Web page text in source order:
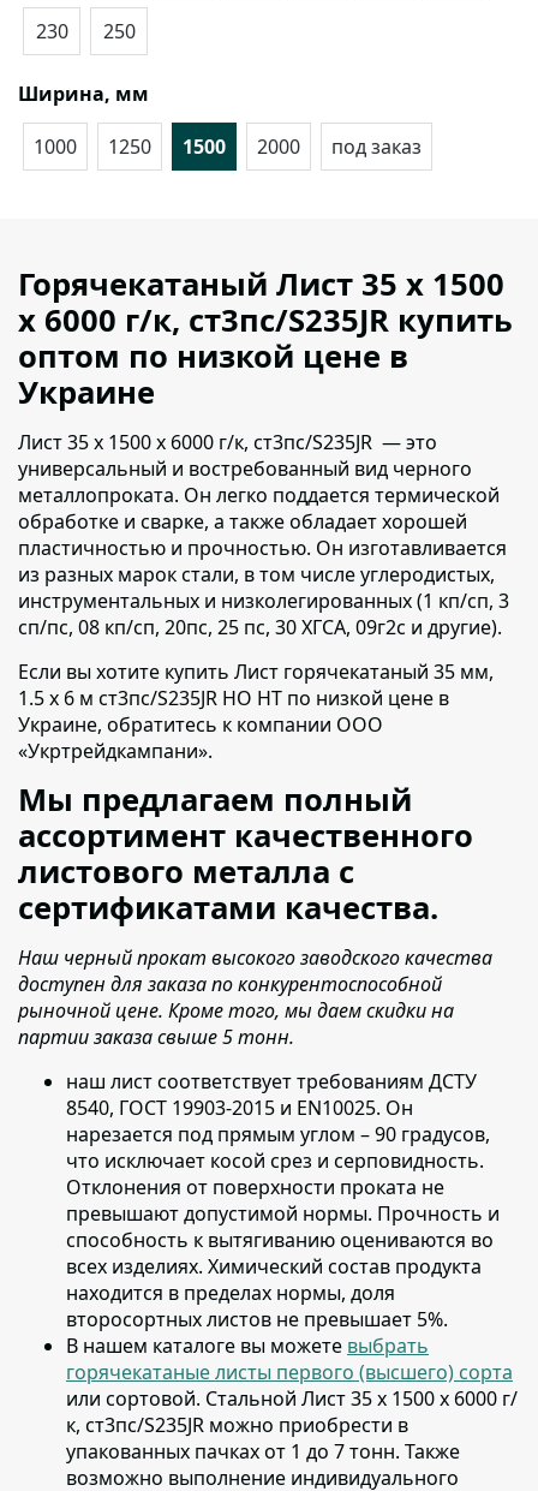
230 250
Ширина, мм
1000
1250 1500 2000 под заказ
Горячекатаный Лист 35 х 1500
х 6000 г/к, ст3пс/S235JR купить
оптом по низкой цене в
Украине
Лист 35 х 1500 х 6000 г/к, ст3пс/S235JR — это
универсальный и востребованный вид черного
металлопроката. Он легко поддается термической
обработке и сварке, а также обладает хорошей
пластичностью и прочностью. Он изготавливается
из разных марок стали, в том числе углеродистых,
инструментальных и низколегированных (1 кп/сп, 3
сп/пс, 08 кп/сп, 20пс, 25 пс, 30 ХГСА, 09г2с и другие).
Если вы хотите купить Лист горячекатаный 35 мм,
1.5 х 6 м ст3пс/S235JR НО НТ по низкой цене в
Украине, обратитесь к компании ООО
«Укртрейдкампани».
Мы предлагаем полный
ассортимент качественного
листового металла с
сертификатами качества.
Наш черный прокат высокого заводского качества
доступен для заказа по конкурентоспособной
рыночной цене. Кроме того, мы даем скидки на
партии заказа свыше 5 тонн.
наш лист соответствует требованиям ДСТУ
8540, ГОСТ 19903-2015 и EN10025. Он
нарезается под прямым углом – 90 градусов,
что исключает косой срез и серповидность.
Отклонения от поверхности проката не
превышают допустимой нормы. Прочность и
способность к вытягиванию оцениваются во
всех изделиях. Химический состав продукта
находится в пределах нормы, доля
второсортных листов не превышает 5%.
В нашем каталоге вы можете выбрать
горячекатаные листы первого (высшего) сорта
или сортовой. Стальной Лист 35 х 1500 х 6000 г/
к, ст3пс/S235JR можно приобрести в
упакованных пачках от 1 до 7 тонн. Также
возможно выполнение индивидуального